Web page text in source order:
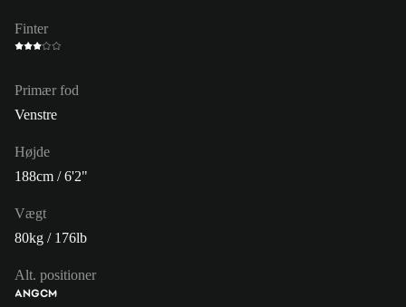
Finter
Primær fod
Venstre
Højde
188cm / 6'2"
Vægt
80kg / 176lb
Alt. positioner
ANGCM